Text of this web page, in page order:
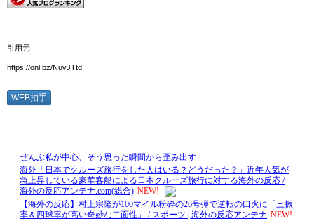
引用元
https://onl.bz/NuvJTtd
WEB拍手